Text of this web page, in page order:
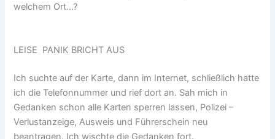
welchem Ort…?
LEISE PANIK BRICHT AUS
Ich suchte auf der Karte, dann im Internet, schließlich hatte
ich die Telefonnummer und rief dort an. Sah mich in
Gedanken schon alle Karten sperren lassen, Polizei –
Verlustanzeige, Ausweis und Führerschein neu
beantragen. Ich wischte die Gedanken fort.